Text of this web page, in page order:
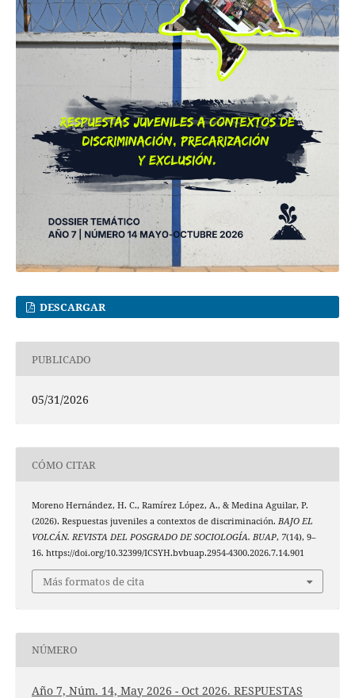
DESCARGAR
PUBLICADO
05/31/2026
CÓMO CITAR
Moreno Hernández, H. C., Ramírez López, A., & Medina Aguilar, P.
(2026). Respuestas juveniles a contextos de discriminación. BAJO EL
VOLCÁN. REVISTA DEL POSGRADO DE SOCIOLOGÍA. BUAP, 7(14), 9–
16. https://doi.org/10.32399/ICSYH.bvbuap.2954-4300.2026.7.14.901
Más formatos de cita
NÚMERO
Año 7, Núm. 14, May 2026 - Oct 2026. RESPUESTAS